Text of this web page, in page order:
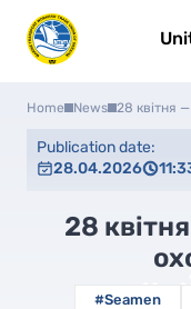
Home News 28 квітня
Publication date:
28.04.2026
28
#Seamen